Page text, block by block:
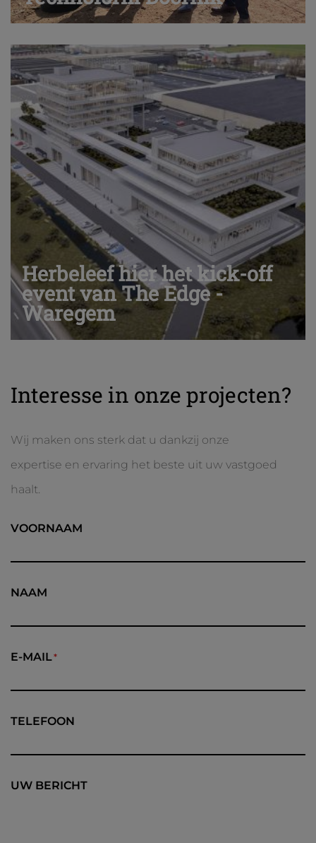
Herbeleef hier het kick-off
event van The Edge -
Waregem
Interesse in onze projecten?
Wij maken ons sterk dat u dankzij onze
expertise en ervaring het beste uit uw vastgoed
haalt.
VOORNAAM
NAAM
E-MAIL
TELEFOON
UW BERICHT